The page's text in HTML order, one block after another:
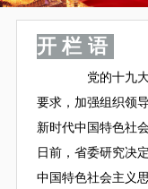
开栏语
党的十九大
要求，加强组织领
新时代中国特色社
日前，省委研究决
中国特色社会主义